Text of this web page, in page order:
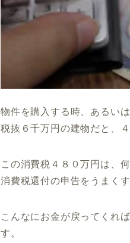
物件を購入する時、あるい
税抜６千万円の建物だと、
この消費税４８０万円は、
消費税還付の申告をうまく
こんなにお金が戻ってくれ
す。